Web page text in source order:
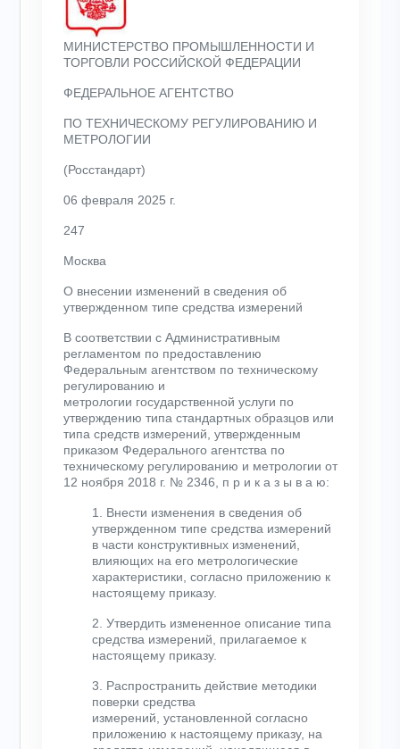
МИНИСТЕРСТВО ПРОМЫШЛЕННОСТИ И
ТОРГОВЛИ РОССИЙСКОЙ ФЕДЕРАЦИИ
ФЕДЕРАЛЬНОЕ АГЕНТСТВО
ПО ТЕХНИЧЕСКОМУ РЕГУЛИРОВАНИЮ И
МЕТРОЛОГИИ
(Росстандарт)
06 февраля 2025 г.
247
Москва
О внесении изменений в сведения об
утвержденном типе средства измерений
В соответствии с Административным
регламентом по предоставлению
Федеральным агентством по техническому
регулированию и
метрологии государственной услуги по
утверждению типа стандартных образцов или
типа средств измерений, утвержденным
приказом Федерального агентства по
техническому регулированию и метрологии от
12 ноября 2018 г. № 2346, п р и к а з ы в а ю:
1. Внести изменения в сведения об
утвержденном типе средства измерений
в части конструктивных изменений,
влияющих на его метрологические
характеристики, согласно приложению к
настоящему приказу.
2. Утвердить измененное описание типа
средства измерений, прилагаемое к
настоящему приказу.
3. Распространить действие методики
поверки средства
измерений, установленной согласно
приложению к настоящему приказу, на